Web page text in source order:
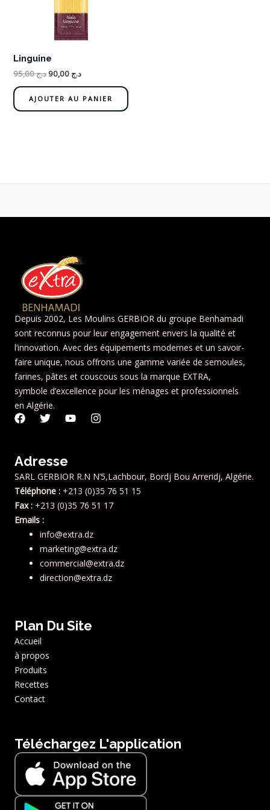
Linguine
د.ج95,00 د.ج
AJOUTER AU PANIER
Depuis 2002, Les Moulins GERBIOR du groupe Benhamadi
sont reconnus pour leur engagement envers la qualité et
l’innovation. Avec des équipements modernes et un savoir-
faire unique, nous offrons une gamme variée de semoules,
farines, pâtes et couscous sous la marque EXTRA,
symbole d’excellence pour les ménages et professionnels
en Algérie.
F
a
b
o
o
k
T
t
e
r
Y
b
e
I
g
r
a
m
Adresse
SARL GERBIOR R.N N’5,Lachbour, Bordj Bou Arreridj, Algérie.
Téléphone : +213 (0)35 76 51 15
Fax : +213 (0)35 76 51 17
Emails :
info@extra.dz
marketing@extra.dz
commercial@extra.dz
direction@extra.dz
Plan Du Site
Accueil
à propos
Produits
Recettes
Contact
Téléchargez L'application